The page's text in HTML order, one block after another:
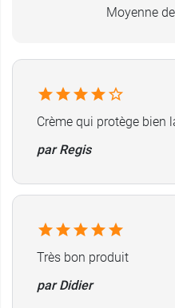
Moyenne
Crème qui protège bien
par Regis
Très bon produit
par Didier